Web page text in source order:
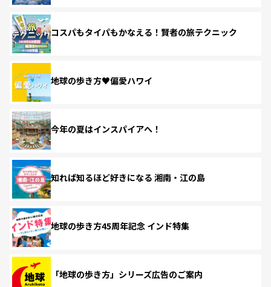
コスパもタイパもかなえる！賢者の旅テクニック
地球の歩き方♥偏愛ハワイ
今年の夏はインスパイアへ！
知れば知るほど好きになる 湘南・江の島
地球の歩き方45周年記念 インド特集
「地球の歩き方」シリーズ広告のご案内